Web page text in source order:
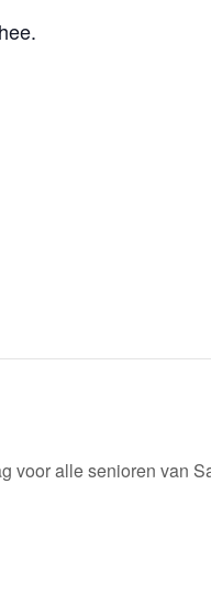
voor alle senioren van